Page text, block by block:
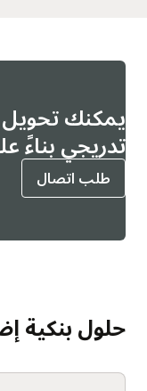
يمكنك تحويل
تدريجي بناءً
طلب اتصال
حلول بنكية